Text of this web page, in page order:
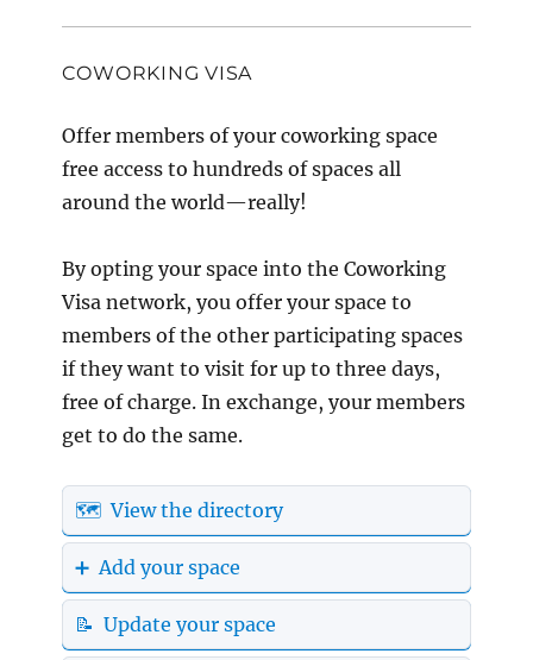
COWORKING VISA
Offer members of your coworking space
free access to hundreds of spaces all
around the world—really!
By opting your space into the Coworking
Visa network, you offer your space to
members of the other participating spaces
if they want to visit for up to three days,
free of charge. In exchange, your members
get to do the same.
🗺️ View the directory
➕ Add your space
📝 Update your space